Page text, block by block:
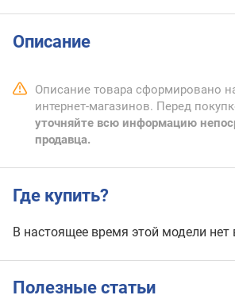
Описание
Описание товара сформировано
интернет-магазинов. Перед
уточняйте всю информацию
продавца.
Где купить?
В настоящее время этой модели нет
Полезные статьи